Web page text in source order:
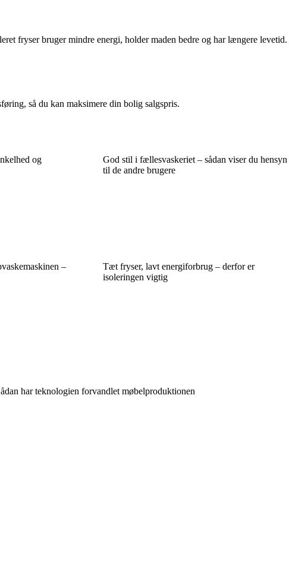
fryser bruger mindre energi, holder maden bedre og har længere levetid.
så du kan maksimere din bolig salgspris.
og
God stil i fællesvaskeriet – sådan viser du hensyn
til de andre brugere
–
Tæt fryser, lavt energiforbrug – derfor er
isoleringen vigtig
har teknologien forvandlet møbelproduktionen